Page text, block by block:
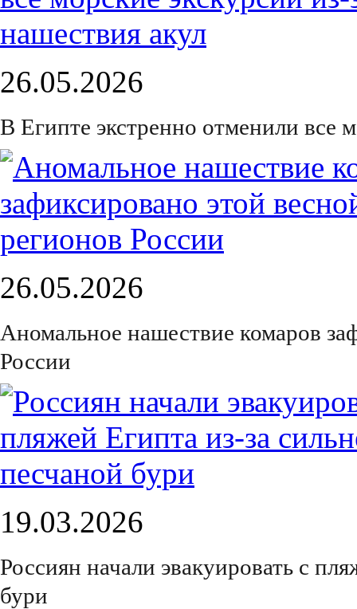
26.05.2026
В Египте экстренно отменили все
26.05.2026
Аномальное нашествие комаров
России
19.03.2026
Россиян начали эвакуировать с
бури